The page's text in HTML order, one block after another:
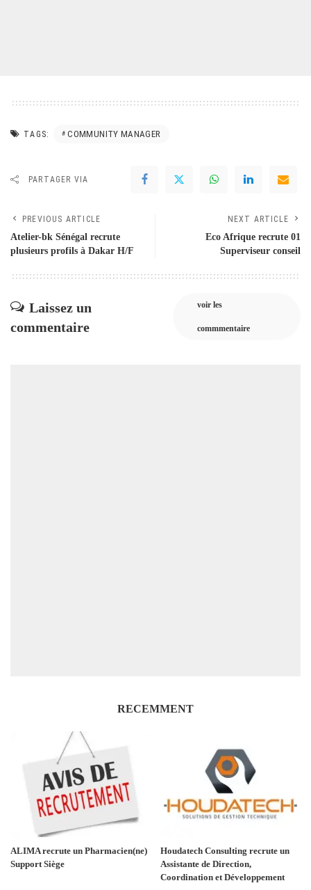
TAGS: COMMUNITY MANAGER
PARTAGER VIA
PREVIOUS ARTICLE
Atelier-bk Sénégal recrute
plusieurs profils à Dakar H/F
NEXT ARTICLE
Eco Afrique recrute 01
Superviseur conseil
Laissez un
commentaire
voir les
commmentaire
RECEMMENT
ALIMA recrute un Pharmacien(ne)
Support Siège
Houdatech Consulting recrute un
Assistante de Direction,
Coordination et Développement